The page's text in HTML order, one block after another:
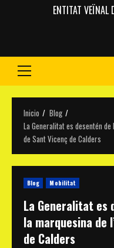
ENTITAT VEÏNAL
Menú
Inicio
Blog
La Generalitat es desentén
de Sant Vicenç de Calders
Blog Mobilitat
La Generalitat es
la marquesina de
de Calders